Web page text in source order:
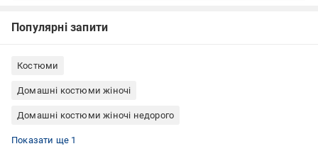
Популярні запити
Костюми
Домашні костюми жіночі
Домашні костюми жіночі недорого
Домашні костюми жіночі літні
Показати ще 1